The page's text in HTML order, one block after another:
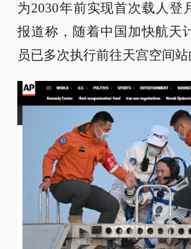
为2030年前实现首次载人登
报道称，随着中国加快航天
员已多次执行前往天宫空间站